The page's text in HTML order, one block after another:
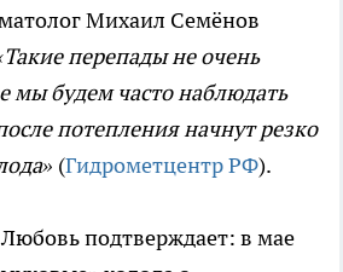
Михаил Семёнов
перепады не очень
мы будем часто наблюдать
потепления начнут резко
(Гидрометцентр РФ).
подтверждает: в мае